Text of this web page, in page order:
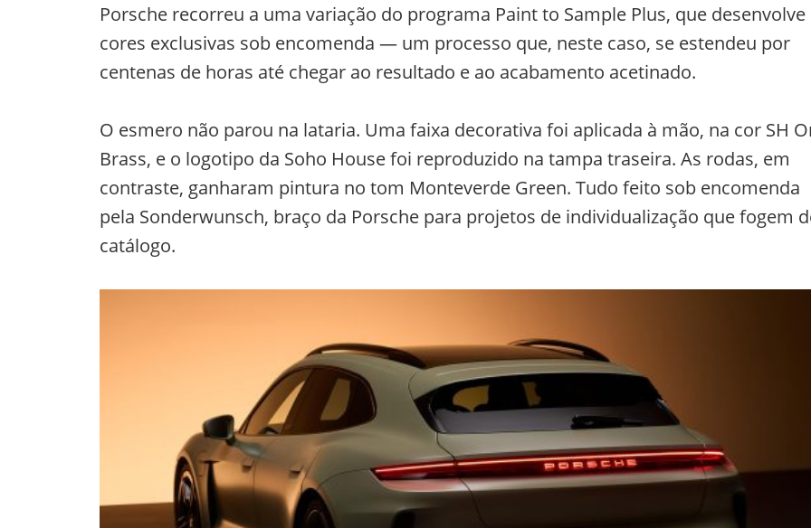
Porsche recorreu a uma variação do programa Paint to Sample Plus, que desenvolve
cores exclusivas sob encomenda — um processo que, neste caso, se estendeu por
centenas de horas até chegar ao resultado e ao acabamento acetinado.
O esmero não parou na lataria. Uma faixa decorativa foi aplicada à mão, na cor SH
Brass, e o logotipo da Soho House foi reproduzido na tampa traseira. As rodas, em
contraste, ganharam pintura no tom Monteverde Green. Tudo feito sob encomenda
pela Sonderwunsch, braço da Porsche para projetos de individualização que fogem
catálogo.